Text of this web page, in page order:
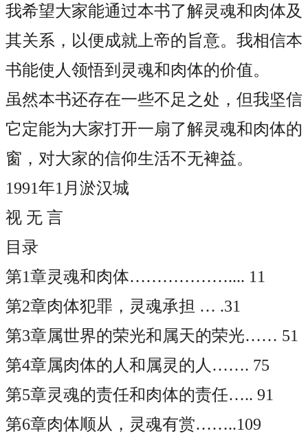
我希望大家能通过本书了解灵魂和肉体及
其关系，以便成就上帝的旨意。我相信本
书能使人领悟到灵魂和肉体的价值。
虽然本书还存在一些不足之处，但我坚信
它定能为大家打开一扇了解灵魂和肉体的
窗，对大家的信仰生活不无裨益。
1991年1月淤汉城
视 无 言
目录
第1章灵魂和肉体……………….... 11
第2章肉体犯罪，灵魂承担 … .31
第3章属世界的荣光和属天的荣光…… 51
第4章属肉体的人和属灵的人……. 75
第5章灵魂的责任和肉体的责任….. 91
第6章肉体顺从，灵魂有赏……..109